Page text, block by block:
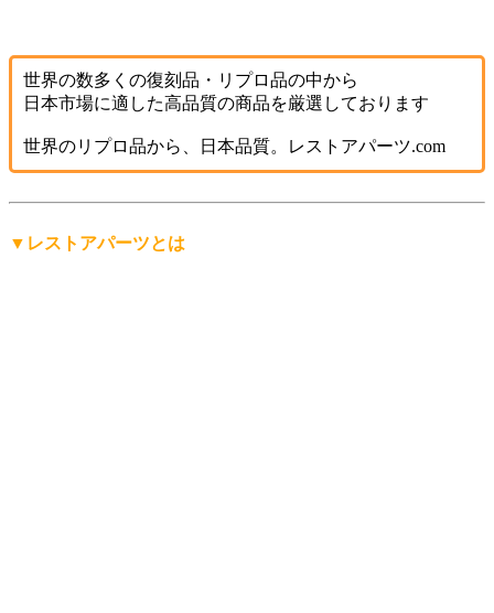
世界の数多くの復刻品・リプロ品の中から
日本市場に適した高品質の商品を厳選しております
世界のリプロ品から、日本品質。レストアパーツ.com
▼レストアパーツとは